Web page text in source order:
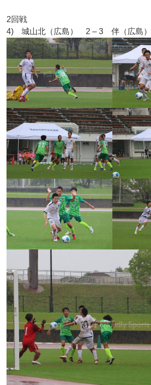
2回戦
4) 城山北（広島） 2 – 3 伴（広島）